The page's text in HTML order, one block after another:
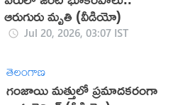
ఆరుగురు మృతి (వీడియో)
Jul 20, 2026, 03:07 IST
తెలంగాణ
గంజాయి మత్తులో ప్రమాదకరంగా